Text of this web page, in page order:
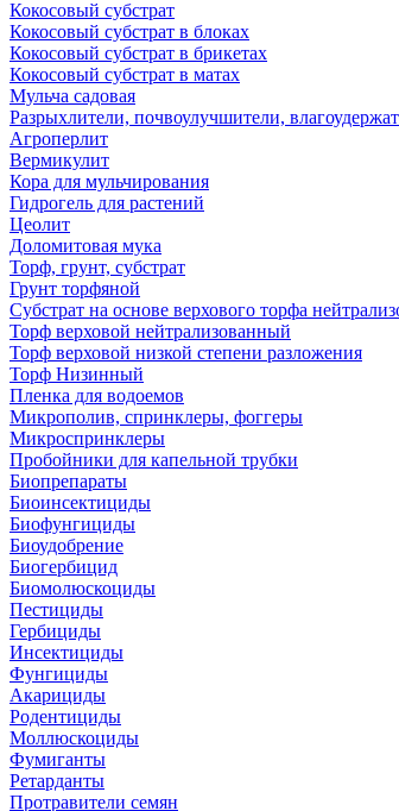
Кокосовый субстрат
Кокосовый субстрат в блоках
Кокосовый субстрат в брикетах
Кокосовый субстрат в матах
Мульча садовая
Разрыхлители, почвоулучшители,
Агроперлит
Вермикулит
Кора для мульчирования
Гидрогель для растений
Цеолит
Доломитовая мука
Торф, грунт, субстрат
Грунт торфяной
Субстрат на основе верхового торфа
Торф верховой нейтрализованный
Торф верховой низкой степени разложения
Торф Низинный
Пленка для водоемов
Микрополив, спринклеры, фоггеры
Микроспринклеры
Пробойники для капельной трубки
Биопрепараты
Биоинсектициды
Биофунгициды
Биоудобрение
Биогербицид
Биомолюскоциды
Пестициды
Гербициды
Инсектициды
Фунгициды
Акарициды
Родентициды
Моллюскоциды
Фумиганты
Ретарданты
Протравители семян